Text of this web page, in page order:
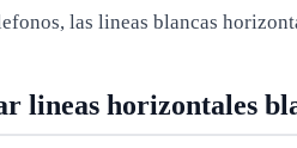
las lineas blancas
lineas horizontales